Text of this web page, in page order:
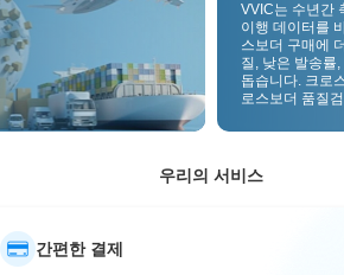
VVIC는 수년간
이행 데이터를
스보더 구매에
질, 낮은 발송률
돕습니다. 크로
로스보더 품질
낮춥니다.
우리의 서비스
간편한 결제